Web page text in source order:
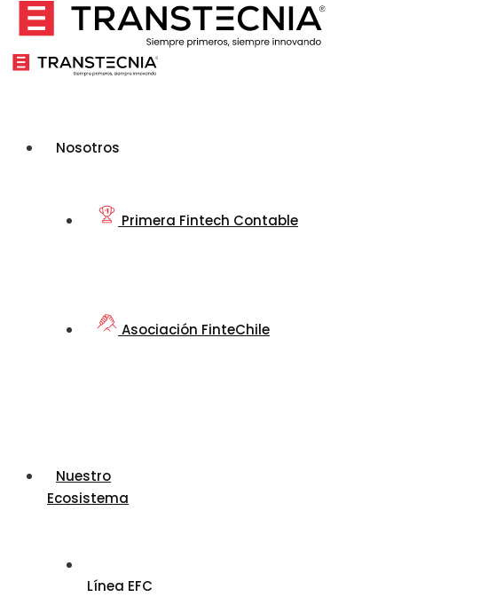
Nosotros
Primera Fintech Contable
Asociación FinteChile
Nuestro
Ecosistema
Línea EFC